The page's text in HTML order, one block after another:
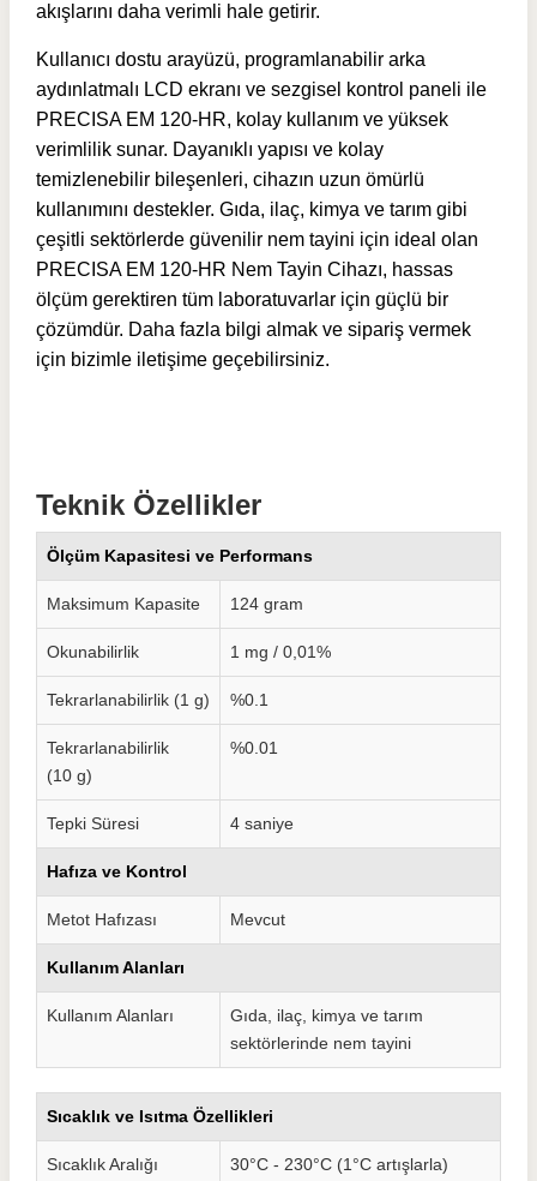
akışlarını daha verimli hale getirir.
Kullanıcı dostu arayüzü, programlanabilir arka
aydınlatmalı LCD ekranı ve sezgisel kontrol paneli ile
PRECISA EM 120-HR, kolay kullanım ve yüksek
verimlilik sunar. Dayanıklı yapısı ve kolay
temizlenebilir bileşenleri, cihazın uzun ömürlü
kullanımını destekler. Gıda, ilaç, kimya ve tarım gibi
çeşitli sektörlerde güvenilir nem tayini için ideal olan
PRECISA EM 120-HR Nem Tayin Cihazı, hassas
ölçüm gerektiren tüm laboratuvarlar için güçlü bir
çözümdür. Daha fazla bilgi almak ve sipariş vermek
için bizimle iletişime geçebilirsiniz.
Teknik Özellikler
Ölçüm Kapasitesi ve Performans
Maksimum Kapasite 124 gram
Okunabilirlik 1 mg / 0,01%
Tekrarlanabilirlik (1 g) %0.1
Tekrarlanabilirlik
(10 g)
%0.01
Tepki Süresi 4 saniye
Hafıza ve Kontrol
Metot Hafızası Mevcut
Kullanım Alanları
Kullanım Alanları
Gıda, ilaç, kimya ve tarım
sektörlerinde nem tayini
Sıcaklık ve Isıtma Özellikleri
Sıcaklık Aralığı 30°C - 230°C (1°C artışlarla)